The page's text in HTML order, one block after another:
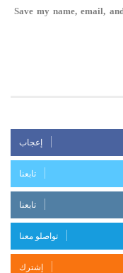
Save my name, email,
إعجاب
تابعنا
تابعنا
تواصلو معنا
إشترك